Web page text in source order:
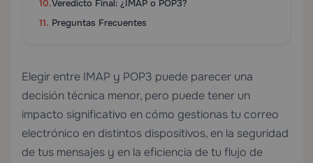
Veredicto Final: ¿IMAP o POP3?
Preguntas Frecuentes
Elegir entre IMAP y POP3 puede parecer una
decisión técnica menor, pero puede tener un
impacto significativo en cómo gestionas tu correo
electrónico en distintos dispositivos, en la seguridad
de tus mensajes y en la eficiencia de tu flujo de